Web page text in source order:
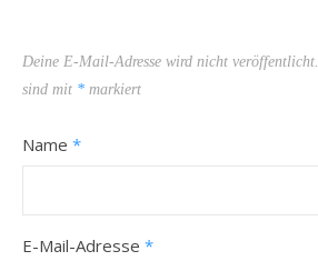
Deine E-Mail-Adresse wird nicht veröffentlicht.
sind mit * markiert
Name *
E-Mail-Adresse *